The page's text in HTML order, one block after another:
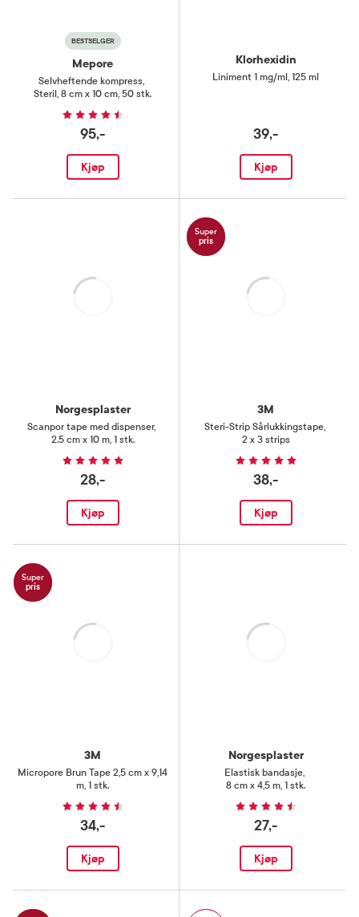
BESTSELGER
Mepore
Selvheftende kompress,
Steril, 8 cm x 10 cm, 50 stk.
95,-
Kjøp
Klorhexidin
Liniment 1 mg/ml , 125 ml
39,-
Kjøp
Norgesplaster
Scanpor tape med dispenser,
2.5 cm x 10 m, 1 stk.
28,-
Kjøp
Super
pris
3M
Steri-Strip Sårlukkingstape,
2 x 3 strips
38,-
Kjøp
Super
pris
3M
Micropore Brun Tape 2,5 cm x 9,14
m, 1 stk.
34,-
Kjøp
Norgesplaster
Elastisk bandasje,
8 cm x 4,5 m, 1 stk.
27,-
Kjøp